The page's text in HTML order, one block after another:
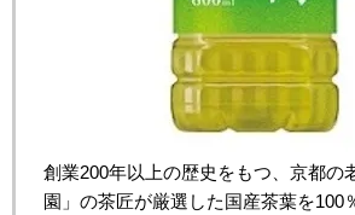
創業200年以上の歴史をもつ、京都の
園」の茶匠が厳選した国産茶葉を100